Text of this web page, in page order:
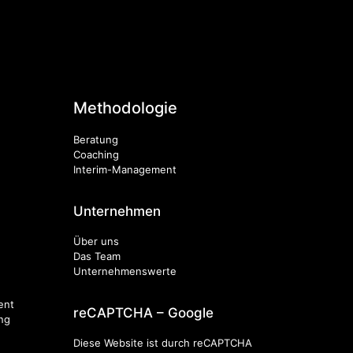
Methodologie
Beratung
Coaching
Interim-Management
Unternehmen
Über uns
Das Team
Unternehmenswerte
reCAPTCHA – Google
Diese Website ist durch reCAPTCHA